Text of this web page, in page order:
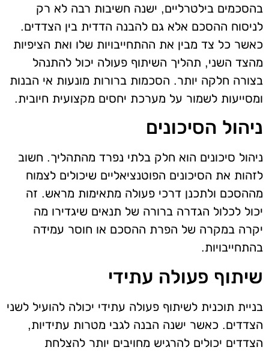
בהסכמים בילטרליים, ישנה חשיבות רבה לא רק
לניסוח ההסכם אלא גם להבנה הדדית בין הצדדים.
כאשר כל צד מבין את ההתחייבויות שלו ואת הציפיות
מהצד השני, תהליך השיתוף פעולה יכול להתנהל
בצורה חלקה יותר. הסכמות ברורות מונעות אי הבנות
ומסייעות לשמור על מערכת יחסים מקצועית חיובית.
ניהול הסיכונים
ניהול סיכונים הוא חלק בלתי נפרד מהתהליך. חשוב
לזהות את הסיכונים הפוטנציאליים שיכולים לצמוח
מההסכם ולתכנן דרכי פעולה מתאימות מראש. זה
יכול לכלול הגדרה ברורה של תנאים שיגדירו מה
יקרה במקרה של הפרת ההסכם או חוסר עמידה
בהתחייבויות.
שיתוף פעולה עתידי
בניית תוכנית לשיתוף פעולה עתידי יכולה להועיל לשני
הצדדים. כאשר ישנה הבנה לגבי מטרות עתידיות,
הצדדים יכולים להרגיש מחויבים יותר להצלחת